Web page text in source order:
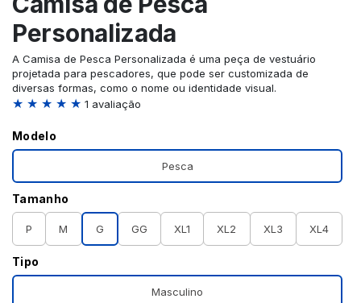
Personalizada
A Camisa de Pesca Personalizada é uma peça de vestuário
projetada para pescadores, que pode ser customizada de
diversas formas, como o nome ou identidade visual.
★ ★ ★ ★ ★ 1 avaliação
Modelo
Pesca
Tamanho
P M G GG XL1 XL2 XL3 XL4
Tipo
Masculino